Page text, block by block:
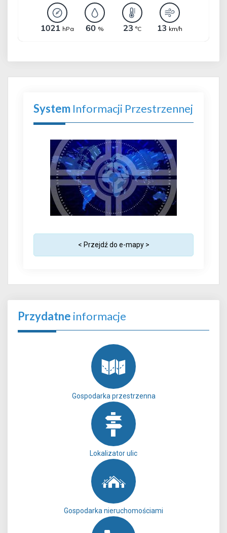
System Informacji Przestrzennej
< Przejdź do e-mapy >
Przydatne informacje
Gospodarka przestrzenna
Lokalizator ulic
Gospodarka nieruchomościami